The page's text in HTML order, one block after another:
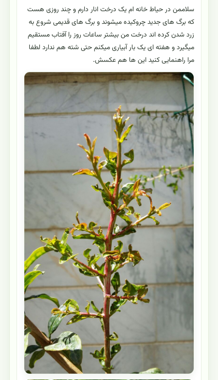
سلاممن در حیاط خانه ام یک درخت انار دارم و چند روزی هست
که برگ های جدید چروکیده میشوند و برگ های قدیمی شروع به
زرد شدن کرده اند درخت من بیشتر ساعات روز را آفتاب مستقیم
میگیرد و هفته ای یک بار آبیاری میکنم حتی شته هم ندارد لطفا
مرا راهنمایی کنید این ها هم عکسش.